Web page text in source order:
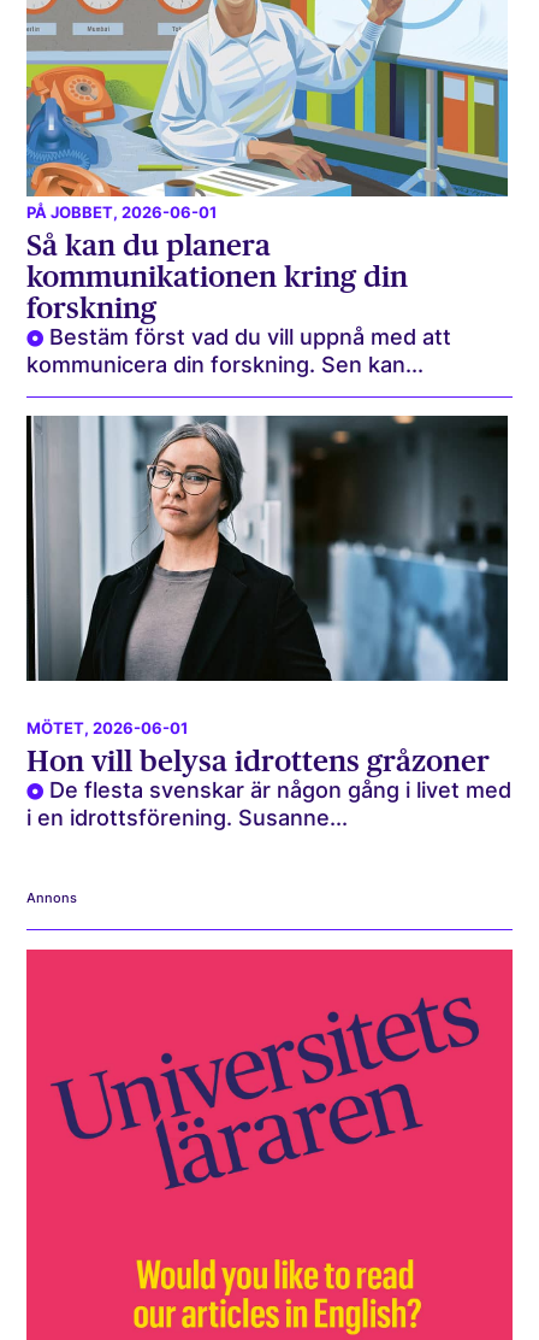
PÅ JOBBET, 2026-06-01
Så kan du planera
kommunikationen kring din
forskning
Bestäm först vad du vill uppnå med att
kommunicera din forskning. Sen kan...
MÖTET, 2026-06-01
Hon vill belysa idrottens gråzoner
De flesta svenskar är någon gång i livet med
i en idrottsförening. Susanne...
Annons